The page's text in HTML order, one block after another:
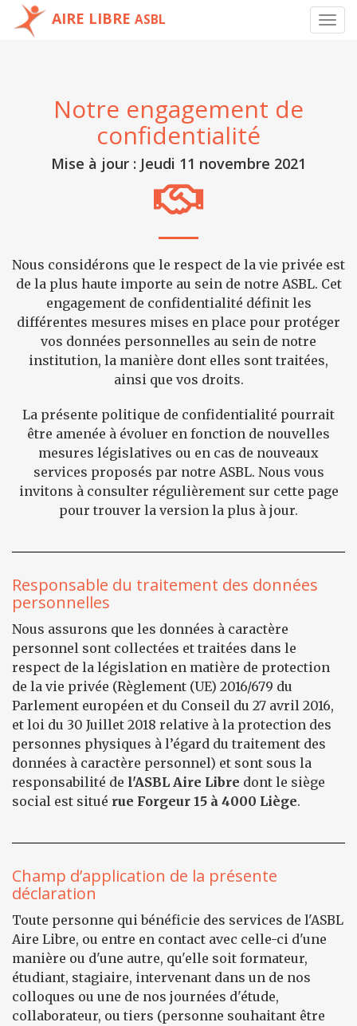
AIRE LIBRE ASBL
Notre engagement de
confidentialité
Mise à jour : Jeudi 11 novembre 2021
Nous considérons que le respect de la vie privée est
de la plus haute importe au sein de notre ASBL. Cet
engagement de confidentialité définit les
différentes mesures mises en place pour protéger
vos données personnelles au sein de notre
institution, la manière dont elles sont traitées,
ainsi que vos droits.
La présente politique de confidentialité pourrait
être amenée à évoluer en fonction de nouvelles
mesures législatives ou en cas de nouveaux
services proposés par notre ASBL. Nous vous
invitons à consulter régulièrement sur cette page
pour trouver la version la plus à jour.
Responsable du traitement des données
personnelles
Nous assurons que les données à caractère
personnel sont collectées et traitées dans le
respect de la législation en matière de protection
de la vie privée (Règlement (UE) 2016/679 du
Parlement européen et du Conseil du 27 avril 2016,
et loi du 30 Juillet 2018 relative à la protection des
personnes physiques à l’égard du traitement des
données à caractère personnel) et sont sous la
responsabilité de l'ASBL Aire Libre dont le siège
social est situé rue Forgeur 15 à 4000 Liège.
Champ d’application de la présente
déclaration
Toute personne qui bénéficie des services de l'ASBL
Aire Libre, ou entre en contact avec celle-ci d'une
manière ou d'une autre, qu'elle soit formateur,
étudiant, stagiaire, intervenant dans un de nos
colloques ou une de nos journées d'étude,
collaborateur, ou tiers (personne souhaitant être